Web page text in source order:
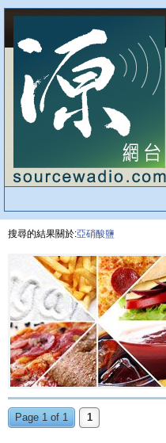
搜尋的結果關於:亞硝酸鹽
Page 1 of 1 1